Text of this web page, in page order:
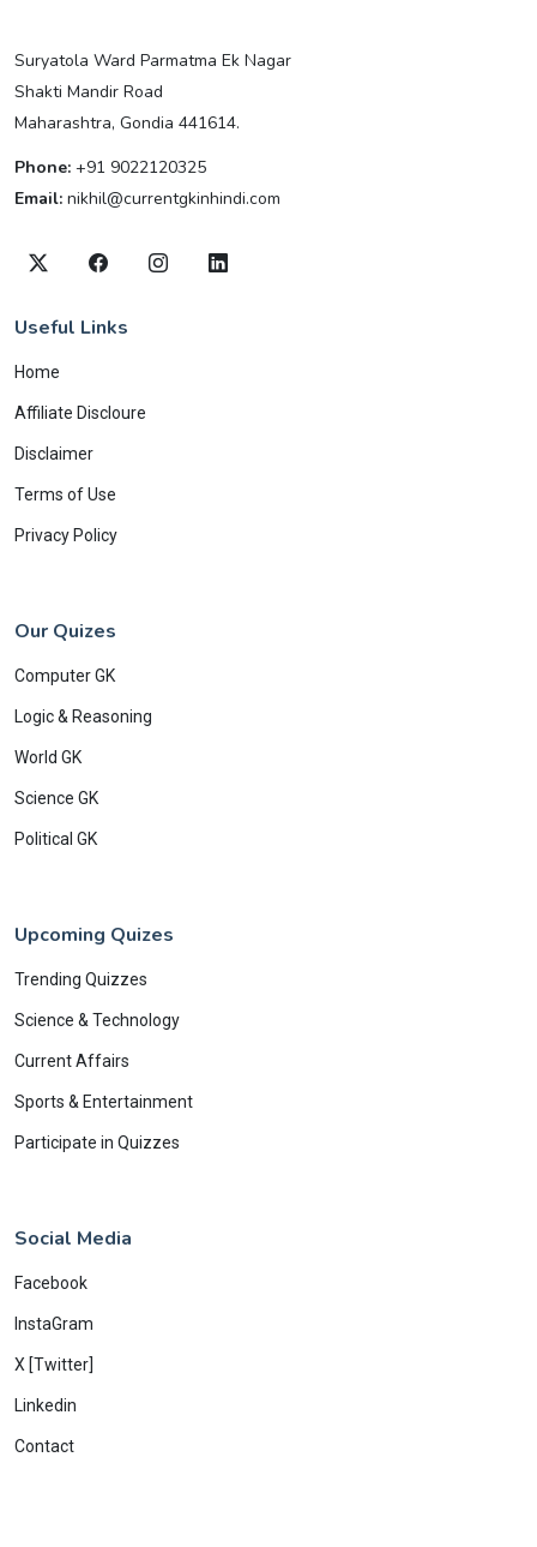
Suryatola Ward Parmatma Ek Nagar
Shakti Mandir Road
Maharashtra, Gondia 441614.
Phone: +91 9022120325
Email: nikhil@currentgkinhindi.com
Useful Links
Home
Affiliate Discloure
Disclaimer
Terms of Use
Privacy Policy
Our Quizes
Computer GK
Logic & Reasoning
World GK
Science GK
Political GK
Upcoming Quizes
Trending Quizzes
Science & Technology
Current Affairs
Sports & Entertainment
Participate in Quizzes
Social Media
Facebook
InstaGram
X [Twitter]
Linkedin
Contact